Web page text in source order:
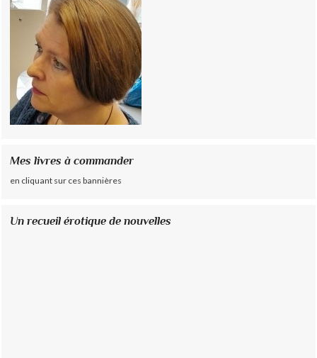
Mes livres à commander
en cliquant sur ces bannières
Un recueil érotique de nouvelles